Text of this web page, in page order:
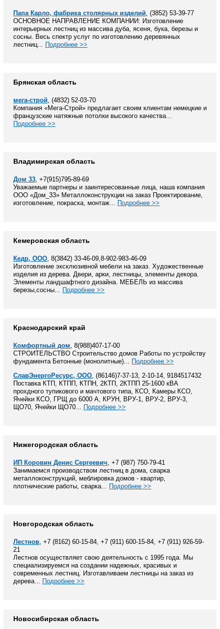
Папа Карло, фабрика столярных изделий, (3852) 53-39-77
ОСНОВНОЕ НАПРАВЛЕНИЕ КОМПАНИИ: Изготовление
интерьерных лестниц из массива дуба, ясеня, бука, березы и
сосны. Весь спектр услуг по изготовлению деревянных
лестниц... Подробнее >>
Брянская область
мега-строй, (4832) 52-03-70
Компания «Мега-Строй» предлагает своим клиентам немецкие и
французские натяжные потолки высокого качества...
Подробнее >>
Владимирская область
Дом 33, +7(915)795-89-69
Уважаемые партнеры и заинтересованные лица, наша компания
ООО «Дом_33» Металлоконструкции на заказ Проектирование,
изготовление, покраска, монтаж... Подробнее >>
Кемеровская область
Кедр, ООО, 8(3842) 33-46-09,8-902-983-46-09
Изготовление эксклюзивной мебели на заказ. Художественные
изделия из дерева. Двери, арки, лестницы, элементы декора.
Элементы ландшафтного дизайна. МЕБЕЛЬ из массива
березы,сосны... Подробнее >>
Краснодарский край
Комфортный дом, 8(988)407-17-00
СТРОИТЕЛЬСТВО Строительство домов Работы по устройству
фундамента Бетонные (монолитные)... Подробнее >>
СлавЭнергоРесурс, ООО, (86146)7-37-13, 2-10-14, 9184517432
Поставка КТП, КТПП, КТПН, 2КТП, 2КТПП 25-1600 кВА
прохдного тупикового и мачтового типа, КСО, Камеры КСО,
Ячейки КСО, ГРЩ до 6000 А, КРУН, ВРУ-1, ВРУ-2, ВРУ-3,
ЩО70, Ячейки ЩО70... Подробнее >>
Нижегородская область
ИП Коровин Денис Сергеевич, +7 (987) 750-79-41
Занимаемся производством лестниц в дома, сварка
металлоконструкций, меблировка домов - квартир,
плотнические работы, сварка... Подробнее >>
Новгородская область
Лестнов, +7 (8162) 60-15-84, +7 (911) 600-15-84, +7 (911) 926-59-
21
Лестнов осуществляет свою деятельность с 1995 года. Мы
специализируемся на создании надежных, красивых и
современных лестниц. Изготавливаем лестницы на заказ из
дерева... Подробнее >>
Новосибирская область